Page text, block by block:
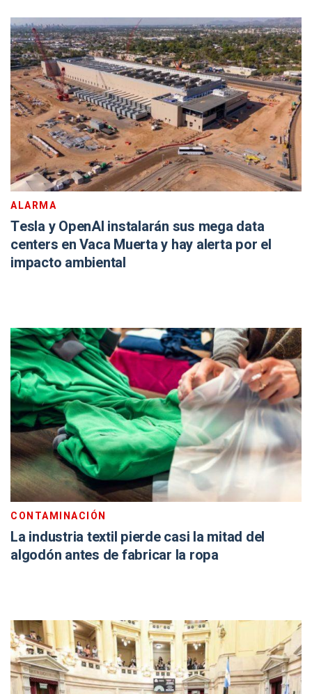
ALARMA
Tesla y OpenAI instalarán sus mega data
centers en Vaca Muerta y hay alerta por el
impacto ambiental
CONTAMINACIÓN
La industria textil pierde casi la mitad del
algodón antes de fabricar la ropa